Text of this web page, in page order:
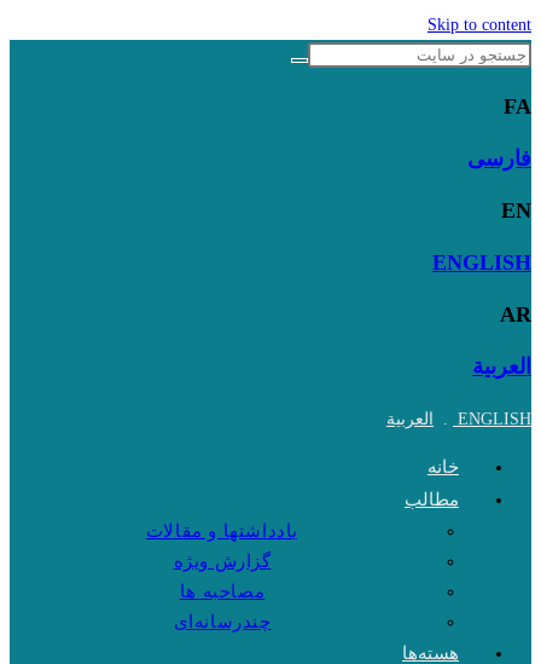
Skip to content
FA
فارسی
EN
ENGLISH
AR
العربية
ENGLISH
. العربية
خانه
مطالب
یادداشتها و مقالات
گزارش ویژه
مصاحبه ها
چندرسانه‌ای
هسته‌ها